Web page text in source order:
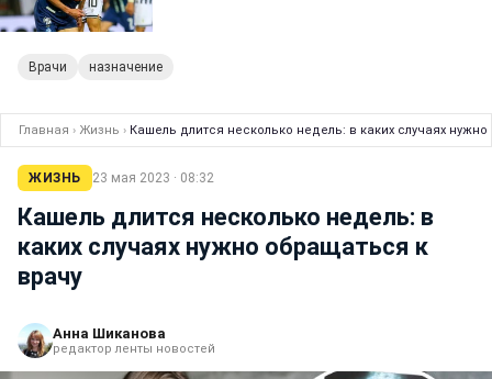
Врачи назначение
Главная › Жизнь › Кашель длится несколько недель: в каких случаях
ЖИЗНЬ 23 мая 2023 · 08:32
Кашель длится несколько недель: в
каких случаях нужно обращаться к
врачу
Анна Шиканова
редактор ленты новостей